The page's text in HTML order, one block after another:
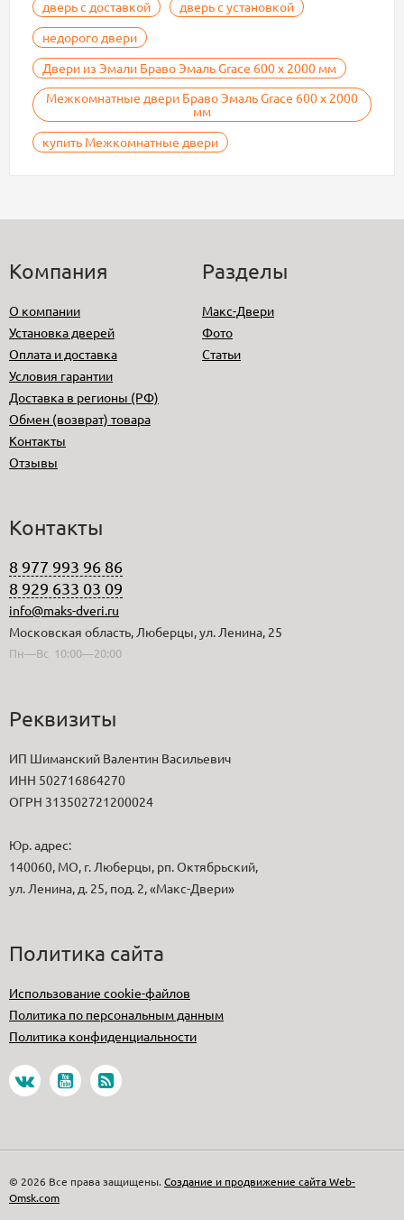
дверь с доставкой
дверь с установкой
недорого двери
Двери из Эмали Браво Эмаль Grace 600 х 2000 мм
Межкомнатные двери Браво Эмаль Grace 600 х 2000
мм
купить Межкомнатные двери
Компания
О компании
Установка дверей
Оплата и доставка
Условия гарантии
Доставка в регионы (РФ)
Обмен (возврат) товара
Контакты
Отзывы
Разделы
Макс-Двери
Фото
Статьи
Контакты
8 977 993 96 86
8 929 633 03 09
info@maks-dveri.ru
Московская область, Люберцы, ул. Ленина, 25
Пн—Вс 10:00—20:00
Реквизиты
ИП Шиманский Валентин Васильевич
ИНН 502716864270
ОГРН 313502721200024
Юр. адрес:
140060, МО, г. Люберцы, рп. Октябрьский,
ул. Ленина, д. 25, под. 2, «Макс-Двери»
Политика сайта
Использование cookie-файлов
Политика по персональным данным
Политика конфиденциальности
© 2026 Все права защищены. Создание и продвижение сайта Web-
Omsk.com